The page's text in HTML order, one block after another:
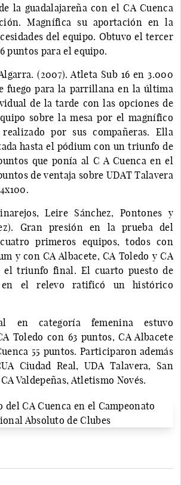
la guadalajareña con el CA Cuenca
Magnífica su aportación en la
del equipo. Obtuvo el tercer
puntos para el equipo.
(2007). Atleta Sub 16 en 3.000
fuego para la parrillana en la última
de la tarde con las opciones de
sobre la mesa por el magnífico
por sus compañeras. Ella
hasta el pódium con un triunfo de
que ponía al C A Cuenca en el
de ventaja sobre UDAT Talavera
Leire Sánchez, Pontones y
Gran presión en la prueba del
primeros equipos, todos con
y con CA Albacete, CA Toledo y CA
el triunfo final. El cuarto puesto de
en el relevo ratificó un histórico
en categoría femenina estuvo
Toledo con 63 puntos, CA Albacete
55 puntos. Participaron además
Ciudad Real, UDA Talavera, San
Valdepeñas, Atletismo Novés.